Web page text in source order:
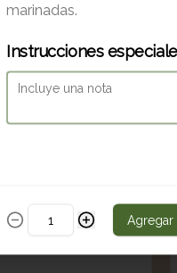
Croisant De Pistacho
Und
$13.900
marinadas.
Instrucciones
Agregar